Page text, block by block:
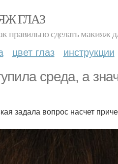
ГЛАЗ
правильно сделать макияж
цвет глаз инструкции
среда, а
задала вопрос насчет